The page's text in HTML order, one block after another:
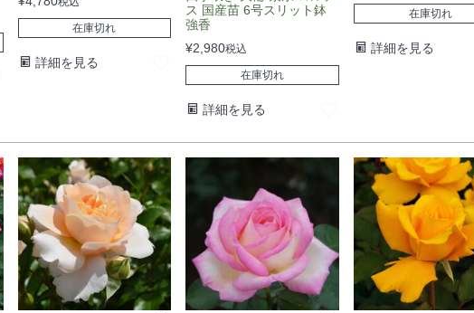
在庫切れ
詳細を見る
ス 国産苗 6号スリット鉢
強香
¥2,980税込
在庫切れ
詳細を見る
在庫切れ
詳細を見る